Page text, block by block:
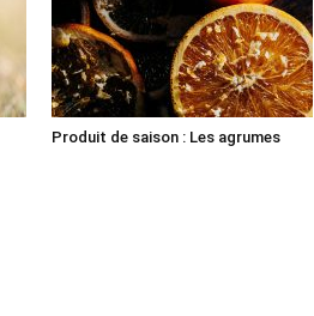
Produit de saison : Les agrumes